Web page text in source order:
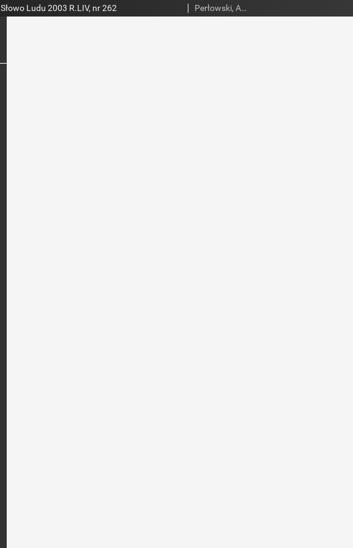
Słowo Ludu 2003 R.LIV, nr 262 Perłowski, Adam. Red.